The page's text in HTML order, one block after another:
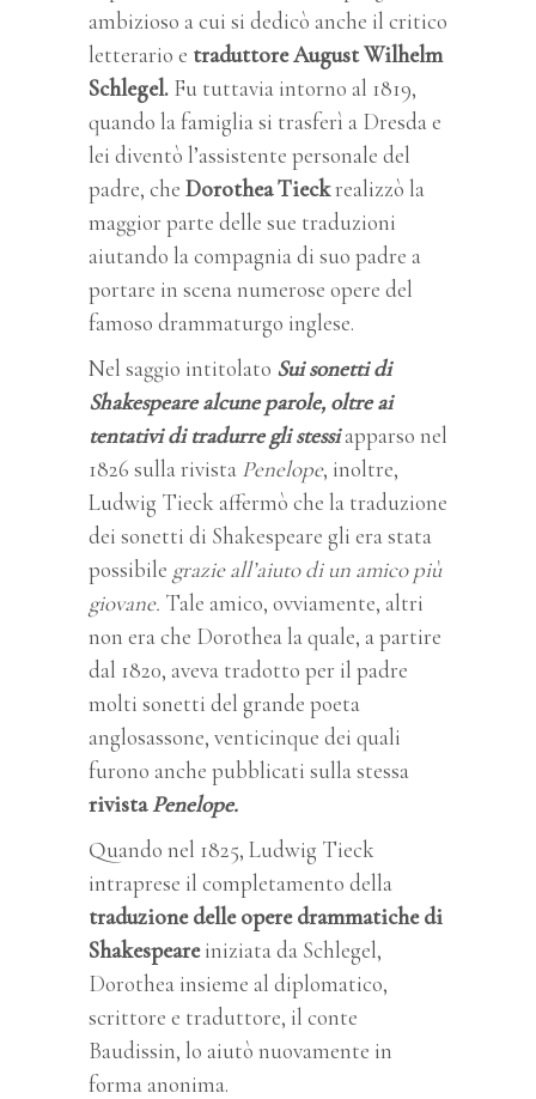
ambizioso a cui si dedicò anche il critico
letterario e traduttore August Wilhelm
Schlegel. Fu tuttavia intorno al 1819,
quando la famiglia si trasferì a Dresda e
lei diventò l’assistente personale del
padre, che Dorothea Tieckrealizzò la
maggior parte delle sue traduzioni
aiutando la compagnia di suo padre a
portare in scena numerose opere del
famoso drammaturgo inglese.
Nel saggio intitolato Sui sonetti di
Shakespeare alcune parole, oltre ai
tentativi di tradurre gli stessiapparso nel
1826 sulla rivista Penelope, inoltre,
Ludwig Tieck affermò che la traduzione
dei sonetti di Shakespeare gli era stata
possibile grazie all’aiuto di un amico più
giovane. Tale amico, ovviamente, altri
non era che Dorothea la quale, a partire
dal 1820, aveva tradotto per il padre
molti sonetti del grande poeta
anglosassone, venticinque dei quali
furono anche pubblicati sulla stessa
rivistaPenelope.
Quando nel 1825, Ludwig Tieck
intraprese il completamento della
traduzione delle opere drammatiche di
Shakespeareiniziata da Schlegel,
Dorothea insieme al diplomatico,
scrittore e traduttore, il conte
Baudissin, lo aiutò nuovamente in
forma anonima.